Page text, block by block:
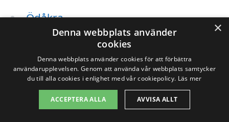
Ödåkra
Hälsingborgs
Mörarp
×
Denna webbplats använder
cookies
Denna webbplats använder cookies för att förbättra
användarupplevelsen. Genom att använda vår webbplats samtycker
du till alla cookies i enlighet med vår cookiepolicy. Läs mer
ACCEPTERA ALLA AVVISA ALLT